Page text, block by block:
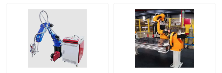
صفحه اصلی